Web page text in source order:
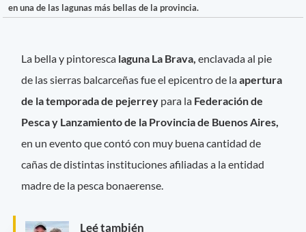
en una de las lagunas más bellas de la provincia.
La bella y pintoresca laguna La Brava, enclavada al pie
de las sierras balcarceñas fue el epicentro de laapertura
de la temporada de pejerrey para la Federación de
Pesca y Lanzamiento de la Provincia de Buenos Aires,
en un evento que contó con muy buena cantidad de
cañas de distintas instituciones afiliadas a la entidad
madre de la pesca bonaerense.
Leé también